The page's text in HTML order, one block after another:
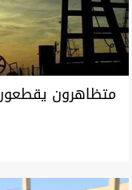
متظاهرون